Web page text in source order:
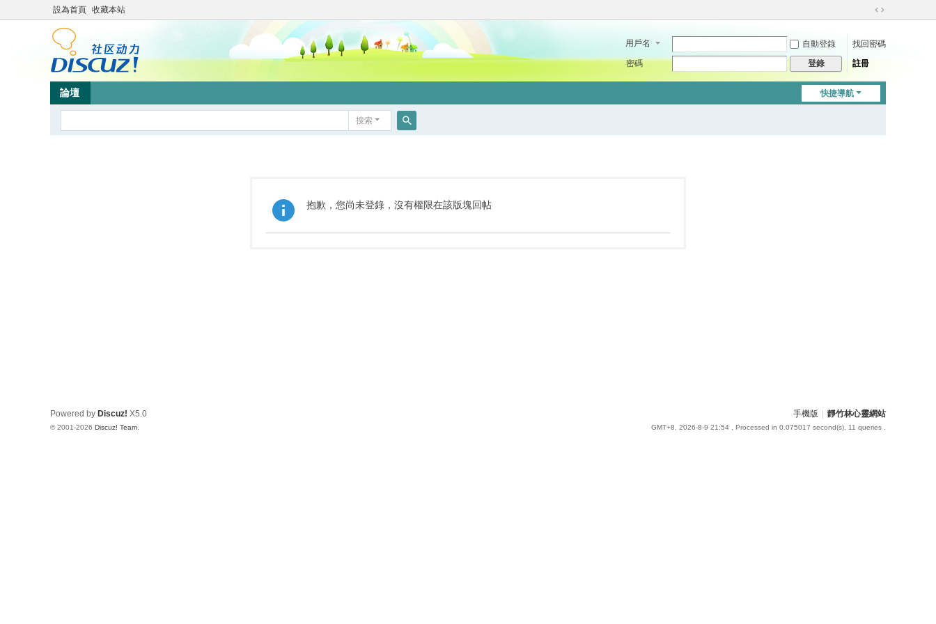
設為首頁 收藏本站
切
到
用戶名 自動登錄
找回密碼
密碼
登錄 註冊
快捷導航
論壇
搜索
抱歉，您尚未登錄，沒有權限在該版塊回帖
手機版 靜竹林心靈網站
GMT+8, 2026-8-9 21:54 , Processed in 0.075017 second(s), 11 queries .
Powered by Discuz! X5.0
© 2001-2026 Discuz! Team